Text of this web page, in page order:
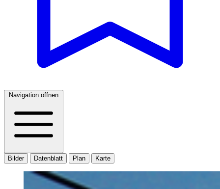
Navigation öffnen
Bilder Datenblatt Plan Karte